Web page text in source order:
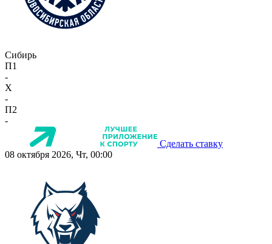
Сибирь
П1
-
X
-
П2
-
Сделать ставку
08 октября 2026, Чт, 00:00